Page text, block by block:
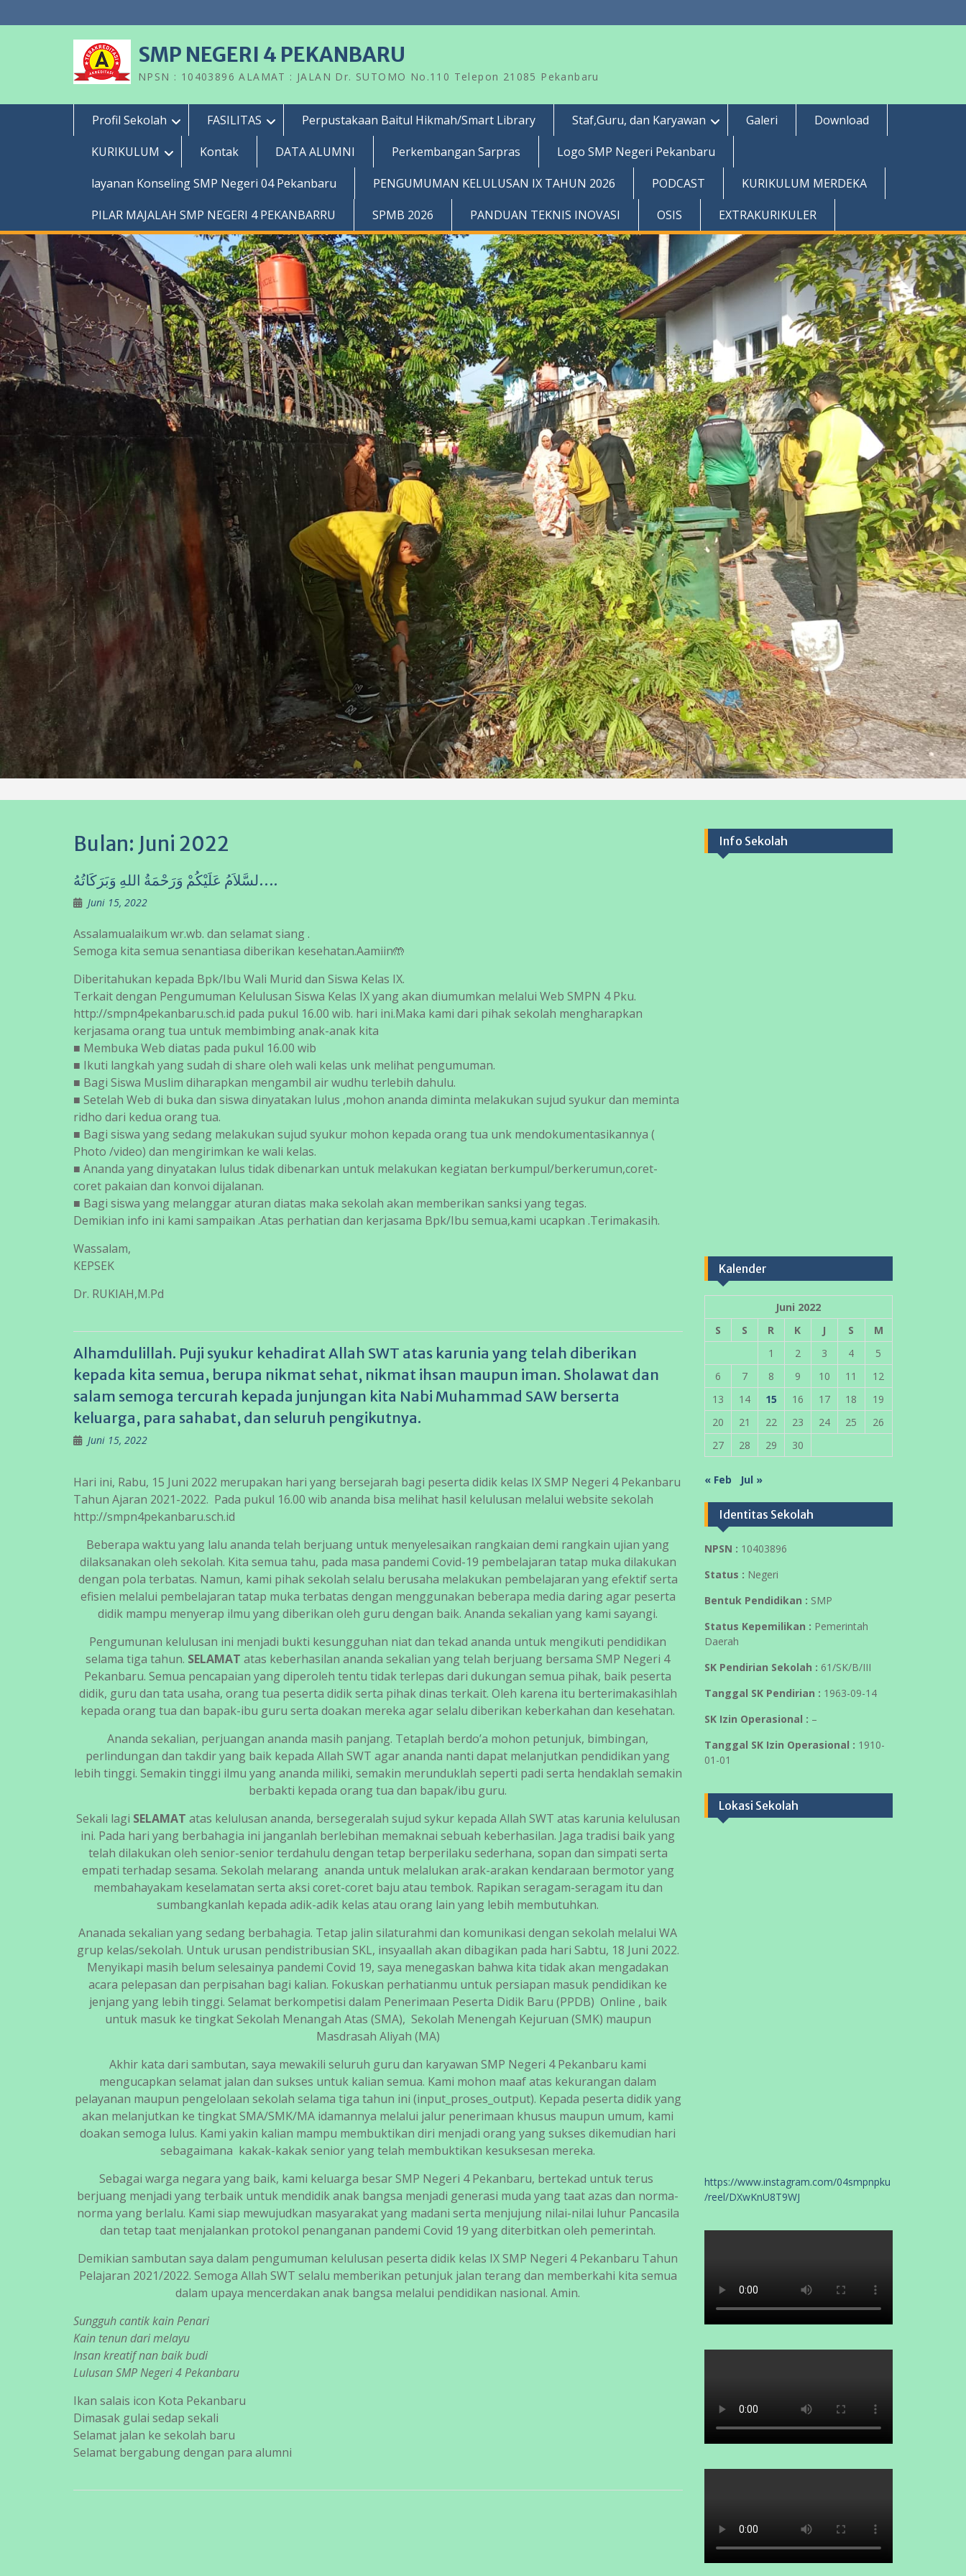
to
SMP NEGERI 4 PEKANBARU
NPSN : 10403896 ALAMAT : JALAN Dr. SUTOMO No.110 Telepon 21085 Pekanbaru
Profil Sekolah FASILITAS Perpustakaan Baitul Hikmah/Smart Library Staf,Guru, dan Karyawan Galeri
Download
KURIKULUM
Kontak DATA ALUMNI Perkembangan Sarpras
Logo SMP Negeri Pekanbaru
layanan Konseling SMP Negeri 04 Pekanbaru
PENGUMUMAN KELULUSAN IX TAHUN 2026 PODCAST
KURIKULUM MERDEKA
PILAR MAJALAH SMP NEGERI 4 PEKANBARRU
SPMB 2026 PANDUAN TEKNIS INOVASI OSIS EXTRAKURIKULER
Bulan: Juni 2022
لسَّلاَمُ عَلَيْكُمْ وَرَحْمَةُ اللهِ وَبَرَكَاتُهُ….
Juni 15, 2022
Assalamualaikum wr.wb. dan selamat siang .
Semoga kita semua senantiasa diberikan kesehatan.Aamiin🤲
Diberitahukan kepada Bpk/Ibu Wali Murid dan Siswa Kelas IX.
Terkait dengan Pengumuman Kelulusan Siswa Kelas IX yang akan diumumkan melalui Web SMPN 4 Pku.
http://smpn4pekanbaru.sch.id pada pukul 16.00 wib. hari ini.Maka kami dari pihak sekolah mengharapkan
kerjasama orang tua untuk membimbing anak-anak kita
■ Membuka Web diatas pada pukul 16.00 wib
■ Ikuti langkah yang sudah di share oleh wali kelas unk melihat pengumuman.
■ Bagi Siswa Muslim diharapkan mengambil air wudhu terlebih dahulu.
■ Setelah Web di buka dan siswa dinyatakan lulus ,mohon ananda diminta melakukan sujud syukur dan meminta
ridho dari kedua orang tua.
■ Bagi siswa yang sedang melakukan sujud syukur mohon kepada orang tua unk mendokumentasikannya (
Photo /video) dan mengirimkan ke wali kelas.
■ Ananda yang dinyatakan lulus tidak dibenarkan untuk melakukan kegiatan berkumpul/berkerumun,coret-
coret pakaian dan konvoi dijalanan.
■ Bagi siswa yang melanggar aturan diatas maka sekolah akan memberikan sanksi yang tegas.
Demikian info ini kami sampaikan .Atas perhatian dan kerjasama Bpk/Ibu semua,kami ucapkan .Terimakasih.
Wassalam,
KEPSEK
Dr. RUKIAH,M.Pd
Alhamdulillah. Puji syukur kehadirat Allah SWT atas karunia yang telah diberikan
kepada kita semua, berupa nikmat sehat, nikmat ihsan maupun iman. Sholawat dan
salam semoga tercurah kepada junjungan kita Nabi Muhammad SAW berserta
keluarga, para sahabat, dan seluruh pengikutnya.
Juni 15, 2022
Hari ini, Rabu, 15 Juni 2022 merupakan hari yang bersejarah bagi peserta didik kelas IX SMP Negeri 4 Pekanbaru
Tahun Ajaran 2021-2022. Pada pukul 16.00 wib ananda bisa melihat hasil kelulusan melalui website sekolah
http://smpn4pekanbaru.sch.id
Beberapa waktu yang lalu ananda telah berjuang untuk menyelesaikan rangkaian demi rangkain ujian yang
dilaksanakan oleh sekolah. Kita semua tahu, pada masa pandemi Covid-19 pembelajaran tatap muka dilakukan
dengan pola terbatas. Namun, kami pihak sekolah selalu berusaha melakukan pembelajaran yang efektif serta
efisien melalui pembelajaran tatap muka terbatas dengan menggunakan beberapa media daring agar peserta
didik mampu menyerap ilmu yang diberikan oleh guru dengan baik. Ananda sekalian yang kami sayangi.
Pengumunan kelulusan ini menjadi bukti kesungguhan niat dan tekad ananda untuk mengikuti pendidikan
selama tiga tahun. SELAMAT atas keberhasilan ananda sekalian yang telah berjuang bersama SMP Negeri 4
Pekanbaru. Semua pencapaian yang diperoleh tentu tidak terlepas dari dukungan semua pihak, baik peserta
didik, guru dan tata usaha, orang tua peserta didik serta pihak dinas terkait. Oleh karena itu berterimakasihlah
kepada orang tua dan bapak-ibu guru serta doakan mereka agar selalu diberikan keberkahan dan kesehatan.
Ananda sekalian, perjuangan ananda masih panjang. Tetaplah berdo’a mohon petunjuk, bimbingan,
perlindungan dan takdir yang baik kepada Allah SWT agar ananda nanti dapat melanjutkan pendidikan yang
lebih tinggi. Semakin tinggi ilmu yang ananda miliki, semakin merunduklah seperti padi serta hendaklah semakin
berbakti kepada orang tua dan bapak/ibu guru.
Sekali lagi SELAMAT atas kelulusan ananda, bersegeralah sujud sykur kepada Allah SWT atas karunia kelulusan
ini. Pada hari yang berbahagia ini janganlah berlebihan memaknai sebuah keberhasilan. Jaga tradisi baik yang
telah dilakukan oleh senior-senior terdahulu dengan tetap berperilaku sederhana, sopan dan simpati serta
empati terhadap sesama. Sekolah melarang ananda untuk melalukan arak-arakan kendaraan bermotor yang
membahayakam keselamatan serta aksi coret-coret baju atau tembok. Rapikan seragam-seragam itu dan
sumbangkanlah kepada adik-adik kelas atau orang lain yang lebih membutuhkan.
Ananada sekalian yang sedang berbahagia. Tetap jalin silaturahmi dan komunikasi dengan sekolah melalui WA
grup kelas/sekolah. Untuk urusan pendistribusian SKL, insyaallah akan dibagikan pada hari Sabtu, 18 Juni 2022.
Menyikapi masih belum selesainya pandemi Covid 19, saya menegaskan bahwa kita tidak akan mengadakan
acara pelepasan dan perpisahan bagi kalian. Fokuskan perhatianmu untuk persiapan masuk pendidikan ke
jenjang yang lebih tinggi. Selamat berkompetisi dalam Penerimaan Peserta Didik Baru (PPDB) Online , baik
untuk masuk ke tingkat Sekolah Menangah Atas (SMA), Sekolah Menengah Kejuruan (SMK) maupun
Masdrasah Aliyah (MA)
Akhir kata dari sambutan, saya mewakili seluruh guru dan karyawan SMP Negeri 4 Pekanbaru kami
mengucapkan selamat jalan dan sukses untuk kalian semua. Kami mohon maaf atas kekurangan dalam
pelayanan maupun pengelolaan sekolah selama tiga tahun ini (input_proses_output). Kepada peserta didik yang
akan melanjutkan ke tingkat SMA/SMK/MA idamannya melalui jalur penerimaan khusus maupun umum, kami
doakan semoga lulus. Kami yakin kalian mampu membuktikan diri menjadi orang yang sukses dikemudian hari
sebagaimana kakak-kakak senior yang telah membuktikan kesuksesan mereka.
Sebagai warga negara yang baik, kami keluarga besar SMP Negeri 4 Pekanbaru, bertekad untuk terus
berjuang menjadi yang terbaik untuk mendidik anak bangsa menjadi generasi muda yang taat azas dan norma-
norma yang berlalu. Kami siap mewujudkan masyarakat yang madani serta menjujung nilai-nilai luhur Pancasila
dan tetap taat menjalankan protokol penanganan pandemi Covid 19 yang diterbitkan oleh pemerintah.
Demikian sambutan saya dalam pengumuman kelulusan peserta didik kelas IX SMP Negeri 4 Pekanbaru Tahun
Pelajaran 2021/2022. Semoga Allah SWT selalu memberikan petunjuk jalan terang dan memberkahi kita semua
dalam upaya mencerdakan anak bangsa melalui pendidikan nasional. Amin.
Sungguh cantik kain Penari
Kain tenun dari melayu
Insan kreatif nan baik budi
Lulusan SMP Negeri 4 Pekanbaru
Ikan salais icon Kota Pekanbaru
Dimasak gulai sedap sekali
Selamat jalan ke sekolah baru
Selamat bergabung dengan para alumni
Info Sekolah
Kalender
Juni 2022
S
S R K J S
M
1
2 3 4
5
6
7 8 9 10 11
12
13
14 15 16 17 18
19
20
21 22 23 24 25
26
27
28 29 30
« Feb Jul »
Identitas Sekolah
NPSN : 10403896
Status : Negeri
Bentuk Pendidikan : SMP
Status Kepemilikan : Pemerintah
Daerah
SK Pendirian Sekolah : 61/SK/B/III
Tanggal SK Pendirian : 1963-09-14
SK Izin Operasional : –
Tanggal SK Izin Operasional : 1910-
01-01
Lokasi Sekolah
https://www.instagram.com/04smpnpku
/reel/DXwKnU8T9WJ